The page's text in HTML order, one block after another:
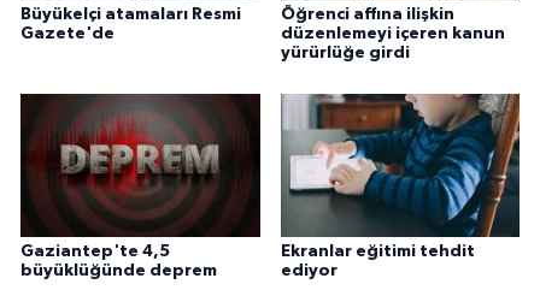
Büyükelçi atamaları Resmi
Gazete'de
Öğrenci affına ilişkin
düzenlemeyi içeren kanun
yürürlüğe girdi
Gaziantep'te 4,5
büyüklüğünde deprem
Ekranlar eğitimi tehdit
ediyor
Tokat Müftülüğü
Tunceli Müftülüğü
Uşak Müftülüğü
Van Müftülüğü